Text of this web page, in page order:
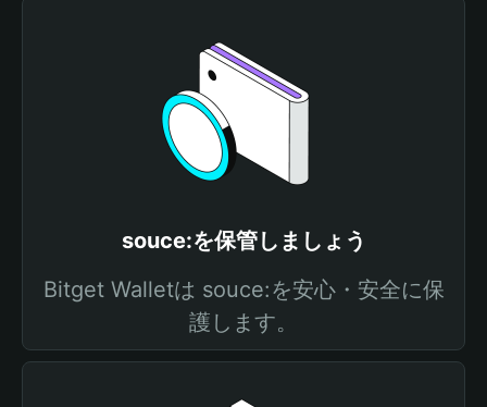
souce:を保管しましょう
Bitget Walletは souce:を安心・安全に保
護します。